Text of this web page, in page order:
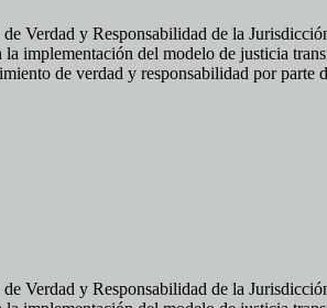
Verdad y Responsabilidad de la
implementación del modelo de justicia
de verdad y responsabilidad por parte
Verdad y Responsabilidad de la